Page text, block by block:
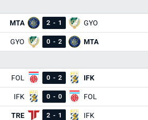
MTA 2 - 1 GYO
GYO 0 - 2 MTA
FOL 0 - 2 IFK
IFK 0 - 0 FOL
TRE 2 - 1 IFK